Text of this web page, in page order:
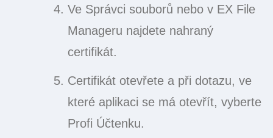
Ve Správci souborů nebo v EX File
Manageru najdete nahraný
certifikát.
Certifikát otevřete a při dotazu, ve
které aplikaci se má otevřít, vyberte
Profi Účtenku.